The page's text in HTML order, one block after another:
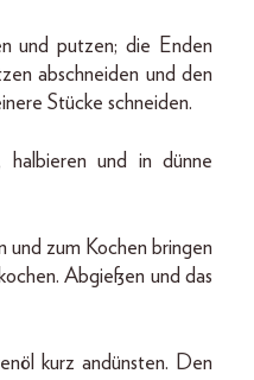
und putzen; die Enden
abschneiden und den
Stücke schneiden.
halbieren und in dünne
und zum Kochen bringen
Abgießen und das
kurz andünsten. Den